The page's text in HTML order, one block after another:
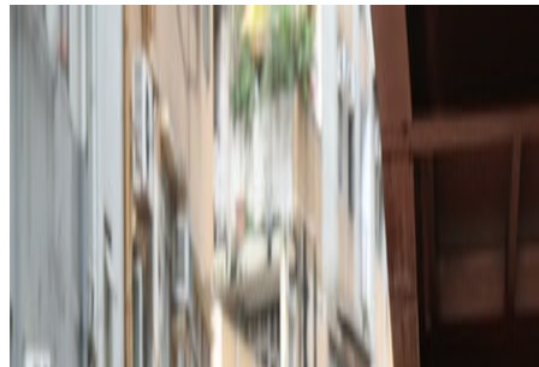
已人去留空，警方列求警協助。地產代理監管局稱曾收到相關
投訴，個案仍在跟進調查。